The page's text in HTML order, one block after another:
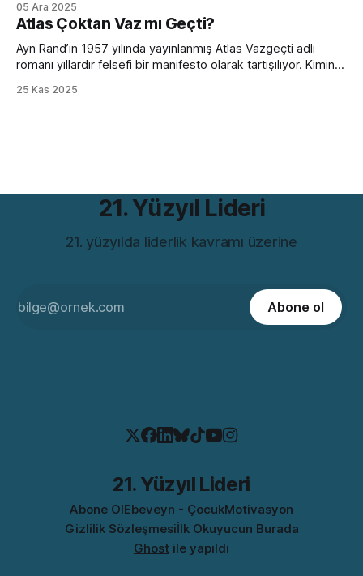
filmlerde olur. Hollywood sıkıcı hazırlık sürecini hızlıca
geçiverir. Kahramanımız birkaç mekik, 2 şınav, 3-4 mekik,
birazcık da ter sonrası
05 Ara 2025
Atlas Çoktan Vaz mı Geçti?
Ayn Rand’ın 1957 yılında yayınlanmış Atlas Vazgeçti adlı
romanı yıllardır felsefi bir manifesto olarak tartışılıyor. Kimine
Ama bütün bu tartışmaların ötesinde, romanın bugünün iş
25 Kas 2025
21. Yüzyıl Lideri
21. yüzyılda liderlik kavramı üzerine
Abone ol
21. Yüzyıl Lideri
Abone OlEbeveyn - ÇocukMotivasyon
Gizlilik Sözleşmesiİlk Okuyucun Burada
Ghost ile yapıldı